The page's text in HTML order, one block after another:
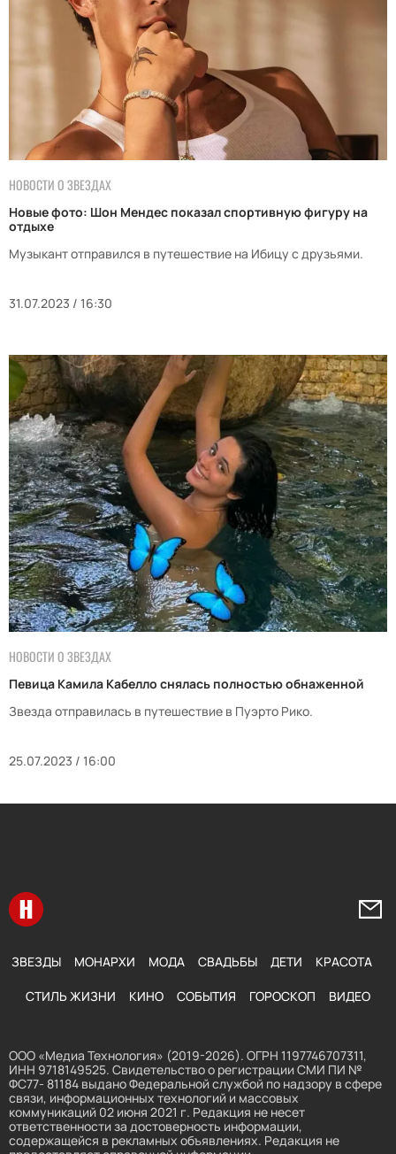
НОВОСТИ О ЗВЕЗДАХ
Новые фото: Шон Мендес показал спортивную фигуру на
отдыхе
Музыкант отправился в путешествие на Ибицу с друзьями.
31.07.2023 / 16:30
НОВОСТИ О ЗВЕЗДАХ
Певица Камила Кабелло снялась полностью обнаженной
Звезда отправилась в путешествие в Пуэрто Рико.
25.07.2023 / 16:00
Перейти на главную
ЗВЕЗДЫ МОНАРХИ МОДА СВАДЬБЫ ДЕТИ КРАСОТА
СТИЛЬ ЖИЗНИ КИНО СОБЫТИЯ ГОРОСКОП ВИДЕО
ООО «Медиа Технология» (2019-2026). ОГРН 1197746707311,
ИНН 9718149525. Свидетельство о регистрации СМИ ПИ №
ФС77- 81184 выдано Федеральной службой по надзору в сфере
связи, информационных технологий и массовых
коммуникаций 02 июня 2021 г. Редакция не несет
ответственности за достоверность информации,
содержащейся в рекламных объявлениях. Редакция не